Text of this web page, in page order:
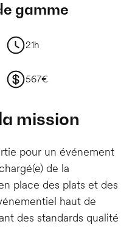
gamme
21h
567€
mission
pour un événement
de la
place des plats et des
haut de
des standards qualité